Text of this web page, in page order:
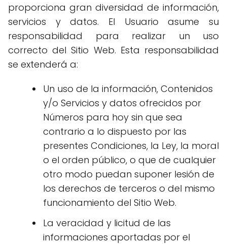
proporciona gran diversidad de información,
servicios y datos. El Usuario asume su
responsabilidad para realizar un uso
correcto del Sitio Web. Esta responsabilidad
se extenderá a:
Un uso de la información, Contenidos
y/o Servicios y datos ofrecidos por
Números para hoy sin que sea
contrario a lo dispuesto por las
presentes Condiciones, la Ley, la moral
o el orden público, o que de cualquier
otro modo puedan suponer lesión de
los derechos de terceros o del mismo
funcionamiento del Sitio Web.
La veracidad y licitud de las
informaciones aportadas por el